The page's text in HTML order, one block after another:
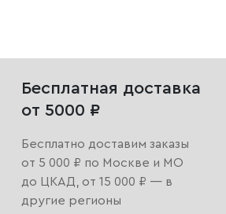
Бесплатная доставка
от 5000 ₽
Бесплатно доставим заказы
от 5 000 ₽ по Москве и МО
до ЦКАД, от 15 000 ₽ — в
другие регионы